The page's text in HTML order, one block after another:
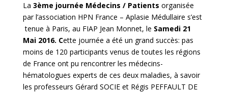
La 3ème journée Médecins / Patients organisée
par l’association HPN France – Aplasie Médullaire s’est
tenue à Paris, au FIAP Jean Monnet, le Samedi 21
Mai 2016. Cette journée a été un grand succès: pas
moins de 120 participants venus de toutes les régions
de France ont pu rencontrer les médecins-
hématologues experts de ces deux maladies, à savoir
les professeurs Gérard SOCIE et Régis PEFFAULT DE